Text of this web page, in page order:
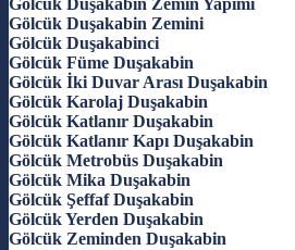
Gölcük Duşakabin Zemin Yapımı
Gölcük Duşakabin Zemini
Gölcük Duşakabinci
Gölcük Füme Duşakabin
Gölcük İki Duvar Arası Duşakabin
Gölcük Karolaj Duşakabin
Gölcük Katlanır Duşakabin
Gölcük Katlanır Kapı Duşakabin
Gölcük Metrobüs Duşakabin
Gölcük Mika Duşakabin
Gölcük Şeffaf Duşakabin
Gölcük Yerden Duşakabin
Gölcük Zeminden Duşakabin